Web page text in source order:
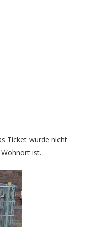
Ticket wurde nicht
ist.